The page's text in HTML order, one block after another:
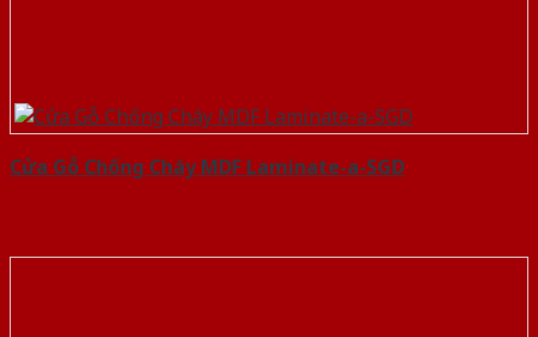
Cửa Gỗ Chống Cháy MDF Laminate-a-SGD